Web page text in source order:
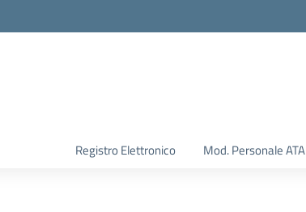
Registro Elettronico Mod. Personale ATA